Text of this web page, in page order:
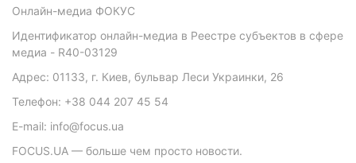
Онлайн-медиа ФОКУС
Идентификатор онлайн-медиа в Реестре субъектов в сфере
медиа - R40-03129
Адрес: 01133, г. Киев, бульвар Леси Украинки, 26
Телефон: +38 044 207 45 54
E-mail: info@focus.ua
FOCUS.UA — больше чем просто новости.